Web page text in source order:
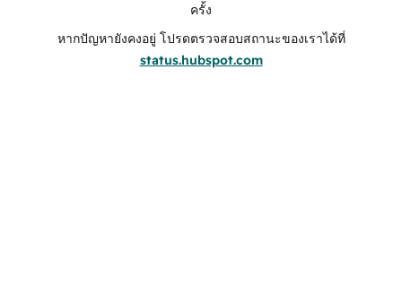
ครั้ง
หากปัญหายังคงอยู่ โปรดตรวจสอบสถานะของเราได้ที่
status.hubspot.com